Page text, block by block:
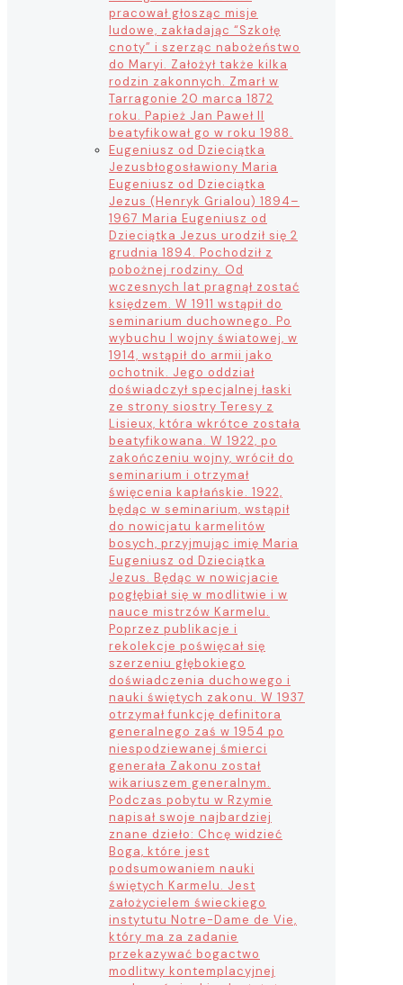
pracował głosząc misje
ludowe, zakładając “Szkołę
cnoty” i szerząc nabożeństwo
do Maryi. Założył także kilka
rodzin zakonnych. Zmarł w
Tarragonie 20 marca 1872
roku. Papież Jan Paweł II
beatyfikował go w roku 1988.
Eugeniusz od Dzieciątka
Jezusbłogosławiony Maria
Eugeniusz od Dzieciątka
Jezus (Henryk Grialou) 1894–
1967 Maria Eugeniusz od
Dzieciątka Jezus urodził się 2
grudnia 1894. Pochodził z
pobożnej rodziny. Od
wczesnych lat pragnął zostać
księdzem. W 1911 wstąpił do
seminarium duchownego. Po
wybuchu I wojny światowej, w
1914, wstąpił do armii jako
ochotnik. Jego oddział
doświadczył specjalnej łaski
ze strony siostry Teresy z
Lisieux, która wkrótce została
beatyfikowana. W 1922, po
zakończeniu wojny, wrócił do
seminarium i otrzymał
święcenia kapłańskie. 1922,
będąc w seminarium, wstąpił
do nowicjatu karmelitów
bosych, przyjmując imię Maria
Eugeniusz od Dzieciątka
Jezus. Będąc w nowicjacie
pogłębiał się w modlitwie i w
nauce mistrzów Karmelu.
Poprzez publikacje i
rekolekcje poświęcał się
szerzeniu głębokiego
doświadczenia duchowego i
nauki świętych zakonu. W 1937
otrzymał funkcję definitora
generalnego zaś w 1954 po
niespodziewanej śmierci
generała Zakonu został
wikariuszem generalnym.
Podczas pobytu w Rzymie
napisał swoje najbardziej
znane dzieło: Chcę widzieć
Boga, które jest
podsumowaniem nauki
świętych Karmelu. Jest
założycielem świeckiego
instytutu Notre-Dame de Vie,
który ma za zadanie
przekazywać bogactwo
modlitwy kontemplacyjnej